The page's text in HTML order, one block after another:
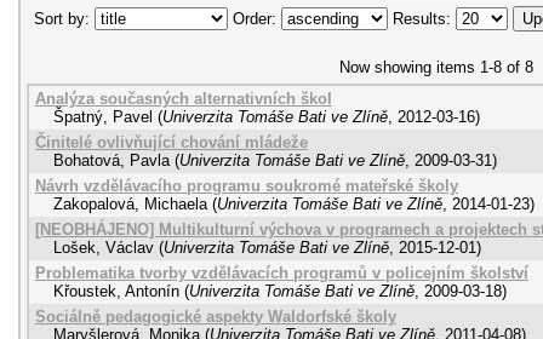
Sort by:
Order: Results:
Now showing items 1-8 of 8
Analýza současných alternativních škol
Špatný, Pavel (Univerzita Tomáše Bati ve Zlíně, 2012-03-16)
Činitelé ovlivňující chování mládeže
Bohatová, Pavla (Univerzita Tomáše Bati ve Zlíně, 2009-03-31)
Návrh vzdělávacího programu soukromé mateřské školy
Zakopalová, Michaela (Univerzita Tomáše Bati ve Zlíně, 2014-01-23)
[NEOBHÁJENO] Multikulturní výchova v programech a projektech
Lošek, Václav (Univerzita Tomáše Bati ve Zlíně, 2015-12-01)
Problematika tvorby vzdělávacích programů v policejním školství
Křoustek, Antonín (Univerzita Tomáše Bati ve Zlíně, 2009-03-18)
Sociálně pedagogické aspekty Waldorfské školy
Maryšlerová, Monika (Univerzita Tomáše Bati ve Zlíně, 2011-04-08)